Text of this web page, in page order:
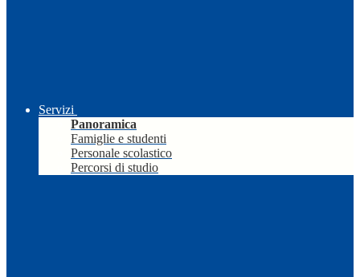
Servizi
Panoramica
Famiglie e studenti
Personale scolastico
Percorsi di studio